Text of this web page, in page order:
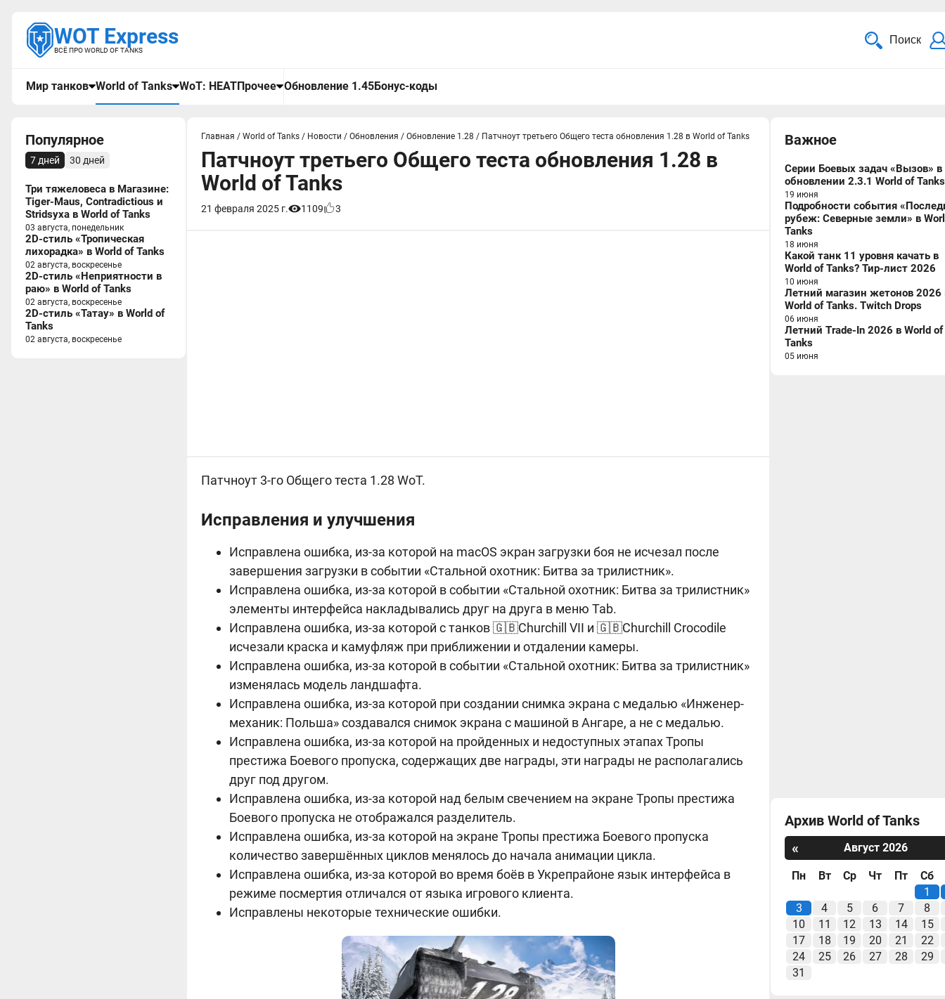
WOT Express
ВСЁ ПРО WORLD OF TANKS
Поиск
Мир танков World of Tanks WoT: HEATПрочее Обновление 1.45Бонус-коды
Популярное
7 дней 30 дней
Три тяжеловеса в Магазине:
Tiger-Maus, Contradictious и
Stridsyxa в World of Tanks
03 августа, понедельник
2D-стиль «Тропическая
лихорадка» в World of Tanks
02 августа, воскресенье
2D-стиль «Неприятности в
раю» в World of Tanks
02 августа, воскресенье
2D-стиль «Татау» в World of
Tanks
02 августа, воскресенье
Главная / World of Tanks / Новости / Обновления / Обновление 1.28 / Патчноут третьего Общего теста обновления 1.28 в World of Tanks
Патчноут третьего Общего теста обновления 1.28 в
World of Tanks
21 февраля 2025 г. 1109 3
Патчноут 3-го Общего теста 1.28 WoT.
Исправления и улучшения
Исправлена ошибка, из-за которой на macOS экран загрузки боя не исчезал после
завершения загрузки в событии «Стальной охотник: Битва за трилистник».
Исправлена ошибка, из-за которой в событии «Стальной охотник: Битва за трилистник»
элементы интерфейса накладывались друг на друга в меню Tab.
Исправлена ошибка, из-за которой с танков 🇬🇧Churchill VII и 🇬🇧Churchill Crocodile
исчезали краска и камуфляж при приближении и отдалении камеры.
Исправлена ошибка, из-за которой в событии «Стальной охотник: Битва за трилистник»
изменялась модель ландшафта.
Исправлена ошибка, из-за которой при создании снимка экрана с медалью «Инженер-
механик: Польша» создавался снимок экрана с машиной в Ангаре, а не с медалью.
Исправлена ошибка, из-за которой на пройденных и недоступных этапах Тропы
престижа Боевого пропуска, содержащих две награды, эти награды не располагались
друг под другом.
Исправлена ошибка, из-за которой над белым свечением на экране Тропы престижа
Боевого пропуска не отображался разделитель.
Исправлена ошибка, из-за которой на экране Тропы престижа Боевого пропуска
количество завершённых циклов менялось до начала анимации цикла.
Исправлена ошибка, из-за которой во время боёв в Укрепрайоне язык интерфейса в
режиме посмертия отличался от языка игрового клиента.
Исправлены некоторые технические ошибки.
Важное
Серии Боевых задач «Вызов» в
обновлении 2.3.1 World of Tanks
19 июня
Подробности события
рубеж: Северные земли» в
Tanks
18 июня
Какой танк 11 уровня качать в
World of Tanks? Тир-лист 2026
10 июня
Летний магазин жетонов 2026
World of Tanks. Twitch Drops
06 июня
Летний Trade-In 2026 в World of
Tanks
05 июня
Архив World of Tanks
«
Август 2026
Пн Вт Ср Чт Пт
Сб
1
3
4 5 6 7
8
10
11 12 13 14
15
17
18 19 20 21
22
24
25 26 27 28
29
31